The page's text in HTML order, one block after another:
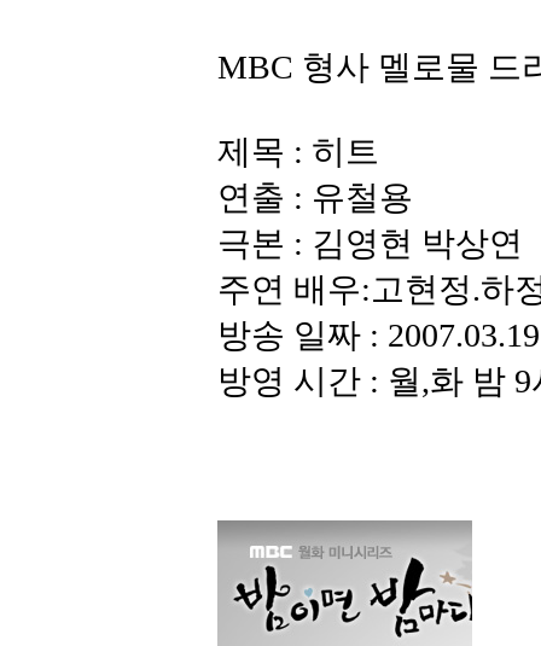
MBC 형사 멜로물 드
제목 : 히트
연출 : 유철용
극본 : 김영현 박상연
주연 배우:고현정.하
방송 일짜 :
방영 시간 : 월,화 밤 9